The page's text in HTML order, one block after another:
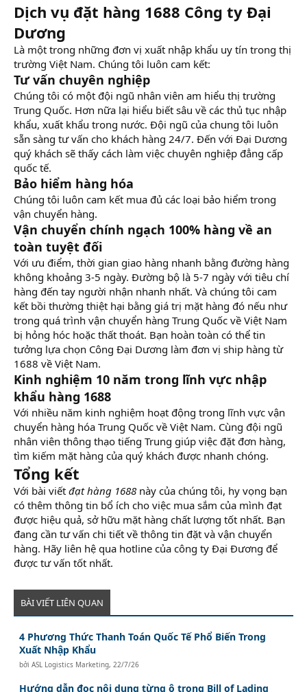
Dịch vụ đặt hàng 1688 Công ty Đại
Dương
Là một trong những đơn vị xuất nhập khẩu uy tín trong thị
trường Việt Nam. Chúng tôi luôn cam kết:
Tư vấn chuyên nghiệp
Chúng tôi có một đội ngũ nhân viên am hiểu thị trường
Trung Quốc. Hơn nữa lại hiểu biết sâu về các thủ tục nhập
khẩu, xuất khẩu trong nước. Đội ngũ của chung tôi luôn
sẵn sàng tư vấn cho khách hàng 24/7. Đến với Đại Dương
quý khách sẽ thấy cách làm việc chuyên nghiệp đẳng cấp
quốc tế.
Bảo hiểm hàng hóa
Chúng tôi luôn cam kết mua đủ các loại bảo hiểm trong
vận chuyển hàng.
Vận chuyển chính ngạch 100% hàng về an
toàn tuyệt đối
Với ưu điểm, thời gian giao hàng nhanh bằng đường hàng
không khoảng 3-5 ngày. Đường bộ là 5-7 ngày với tiêu chí
hàng đến tay người nhận nhanh nhất. Và chúng tôi cam
kết bồi thường thiệt hại bằng giá trị mặt hàng đó nếu như
trong quá trình vận chuyển hàng Trung Quốc về Việt Nam
bị hỏng hóc hoặc thất thoát. Bạn hoàn toàn có thể tin
tưởng lựa chọn Công Đại Dương làm đơn vị ship hàng từ
1688 về Việt Nam.
Kinh nghiệm 10 năm trong lĩnh vực nhập
khẩu hàng 1688
Với nhiều năm kinh nghiệm hoạt động trong lĩnh vực vận
chuyển hàng hóa Trung Quốc về Việt Nam. Cùng đội ngũ
nhân viên thông thạo tiếng Trung giúp việc đặt đơn hàng,
tìm kiếm mặt hàng của quý khách được nhanh chóng.
Tổng kết
Với bài viết đạt hàng 1688 này của chúng tôi, hy vọng bạn
có thêm thông tin bổ ích cho việc mua sắm của mình đạt
được hiệu quả, sở hữu mặt hàng chất lượng tốt nhất. Bạn
đang cần tư vấn chi tiết về thông tin đặt và vận chuyển
hàng. Hãy liên hệ qua hotline của công ty Đại Đương để
được tư vấn tốt nhất.
BÀI VIẾT LIÊN QUAN
4 Phương Thức Thanh Toán Quốc Tế Phổ Biến Trong
Xuất Nhập Khẩu
bởiASL Logistics Marketing,22/7/26
Hướng dẫn đọc nội dung từng ô trong Bill of Lading